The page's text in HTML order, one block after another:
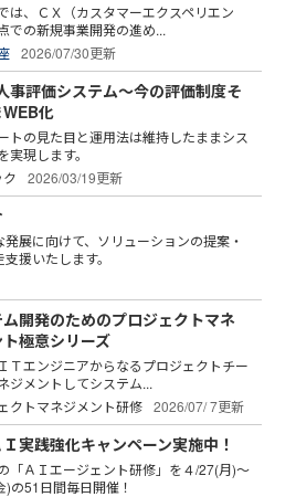
は、ＣＸ（カスタマーエクスペリエン
での新規事業開発の進め...
2026/07/30更新
事評価システム～今の評価制度そ
化
トの見た目と運用法は維持したままシス
実現します。
2026/03/19更新
展に向けて、ソリューションの提案・
援いたします。
開発のためのプロジェクトマネ
極意シリーズ
Ｔエンジニアからなるプロジェクトチー
ジメントしてシステム...
クトマネジメント研修
2026/07/ 7更新
実践強化キャンペーン実施中！
「ＡＩエージェント研修」を４/27(月)～
)の51日間毎日開催！